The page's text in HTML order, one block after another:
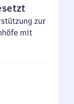
zur
mit